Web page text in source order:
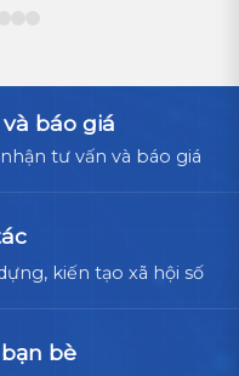
báo giá
tư vấn và báo giá
kiến tạo xã hội số
bè